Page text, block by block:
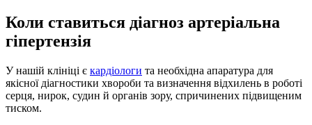
Коли ставиться діагноз артеріальна
гіпертензія
У нашій клініці є кардіологи та необхідна апаратура для
якісної діагностики хвороби та визначення відхилень в роботі
серця, нирок, судин й органів зору, спричинених підвищеним
тиском.